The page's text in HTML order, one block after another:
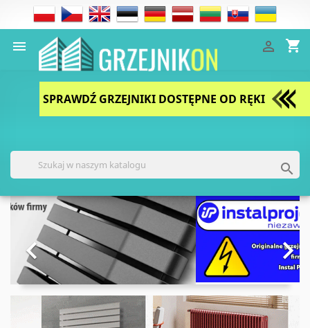
 shopping_cart

SPRAWDŹ GRZEJNIKI DOSTĘPNE OD RĘKI


Poprzedni
